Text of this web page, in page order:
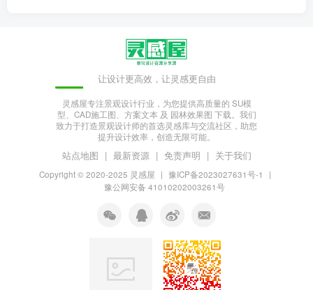
让设计更高效，让灵感更自由
灵感屋专注景观设计行业，为您提供高质量的 SU模
型、CAD施工图、方案文本 及 园林效果图 下载。我们
致力于打造景观设计师的首选灵感库与交流社区，助您
提升设计效率，创造无限可能。
站点地图 | 最新资源 | 免责声明 | 关于我们
Copyright © 2020-2025 灵感屋 | 豫ICP备2023027631号-1
|
豫公网安备 41010202003261号